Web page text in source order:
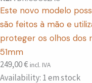
Este novo modelo
são feitos à mão e
proteger os olhos dos
51mm
249,00€ incl. IVA
Availability: 1 em stock
Quantidade